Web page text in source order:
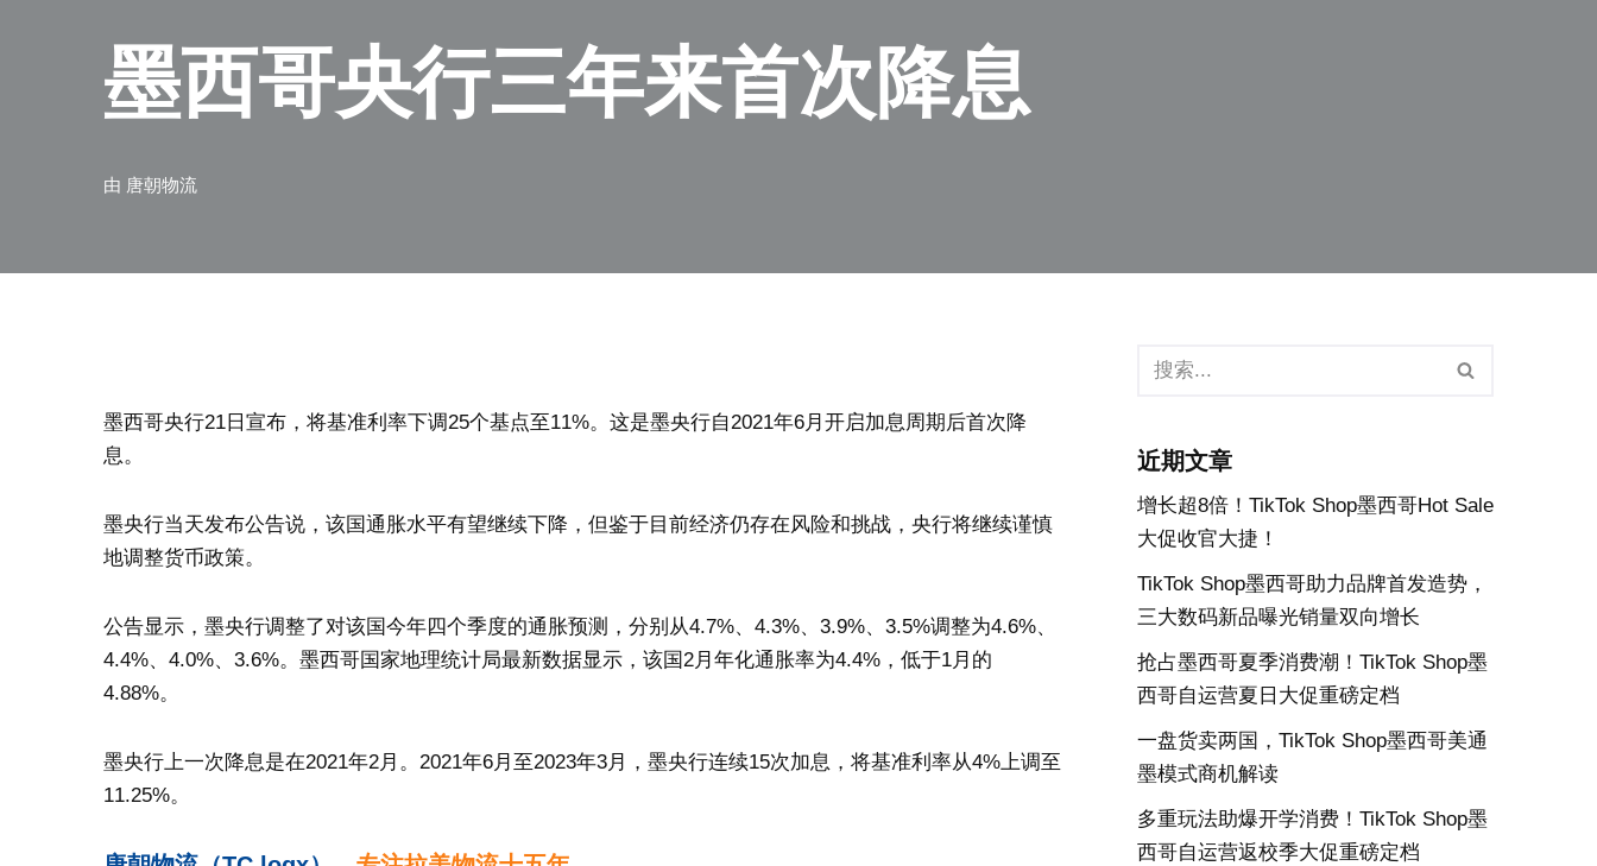
墨西哥央行三年来首次降息
由 唐朝物流
墨西哥央行21日宣布，将基准利率下调25个基点至11%。这是墨央行自2021年6月开启加息周期后首次降
息。
墨央行当天发布公告说，该国通胀水平有望继续下降，但鉴于目前经济仍存在风险和挑战，央行将继续谨慎
地调整货币政策。
公告显示，墨央行调整了对该国今年四个季度的通胀预测，分别从4.7%、4.3%、3.9%、3.5%调整为4.6%、
4.4%、4.0%、3.6%。墨西哥国家地理统计局最新数据显示，该国2月年化通胀率为4.4%，低于1月的
4.88%。
墨央行上一次降息是在2021年2月。2021年6月至2023年3月，墨央行连续15次加息，将基准利率从4%上调至
11.25%。
近期文章
增长超8倍！TikTok Shop墨西哥Hot Sale
大促收官大捷！
TikTok Shop墨西哥助力品牌首发造势，
三大数码新品曝光销量双向增长
抢占墨西哥夏季消费潮！TikTok Shop墨
西哥自运营夏日大促重磅定档
一盘货卖两国，TikTok Shop墨西哥美通
墨模式商机解读
多重玩法助爆开学消费！TikTok Shop墨
西哥自运营返校季大促重磅定档